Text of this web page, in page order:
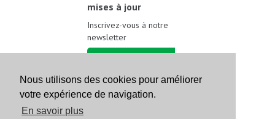
Nous utilisons des cookies pour améliorer
votre expérience de navigation.
En savoir plus
mises à jour
Inscrivez-vous à notre
newsletter
Suivez-nous sur les